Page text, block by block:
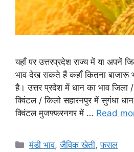
यहाँ पर उत्तरप्रदेश राज्य में या अपनें
भाव देख सकते हैं कहाँ कितना बाजारू
है। उत्तर प्रदेश में धान का भाव जिला
क्विंटल / किलो सहारनपुर में सुगंधा
क्विंटल मुजफ्फरनगर में … Read
Categories
मंडी भाव,जैविक खेती,फसल